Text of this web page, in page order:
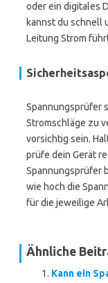
oder ein digitales
kannst du schnell
Leitung Strom
Spannungsprüfer
Stromschläge zu
vorsichtig sein.
prüfe dein Gerät
Spannungsprüfer
wie hoch die
für die jeweilige
Ähnliche
Kann ein